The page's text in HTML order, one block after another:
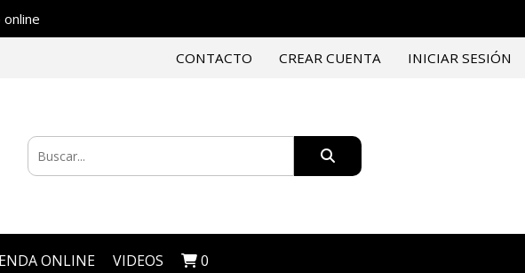
CONTACTO CREAR CUENTA INICIAR SESIÓN
ONLINE VIDEOS 0